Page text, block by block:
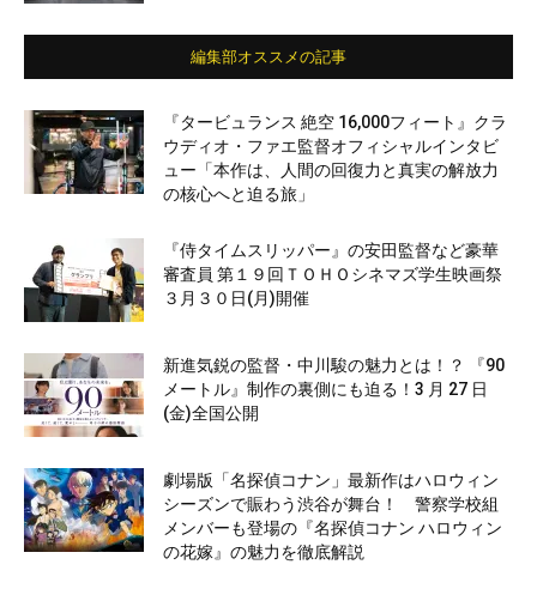
編集部オススメの記事
『タービュランス 絶空 16,000フィート』クラ
ウディオ・ファエ監督オフィシャルインタビ
ュー「本作は、人間の回復力と真実の解放力
の核心へと迫る旅」
『侍タイムスリッパー』の安田監督など豪華
審査員 第１９回ＴＯＨＯシネマズ学生映画祭
３月３０日(月)開催
新進気鋭の監督・中川駿の魅力とは！？ 『90
メートル』制作の裏側にも迫る！3 月 27 日
(金)全国公開
劇場版「名探偵コナン」最新作はハロウィン
シーズンで賑わう渋谷が舞台！ 警察学校組
メンバーも登場の『名探偵コナン ハロウィン
の花嫁』の魅力を徹底解説